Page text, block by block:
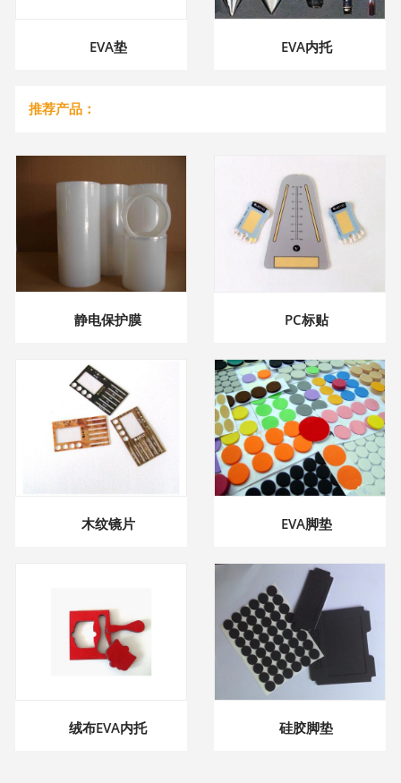
EVA垫 EVA内托
推荐产品：
静电保护膜 PC标贴
木纹镜片 EVA脚垫
绒布EVA内托 硅胶脚垫